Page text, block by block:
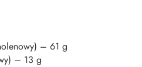
– 61 g
– 13 g